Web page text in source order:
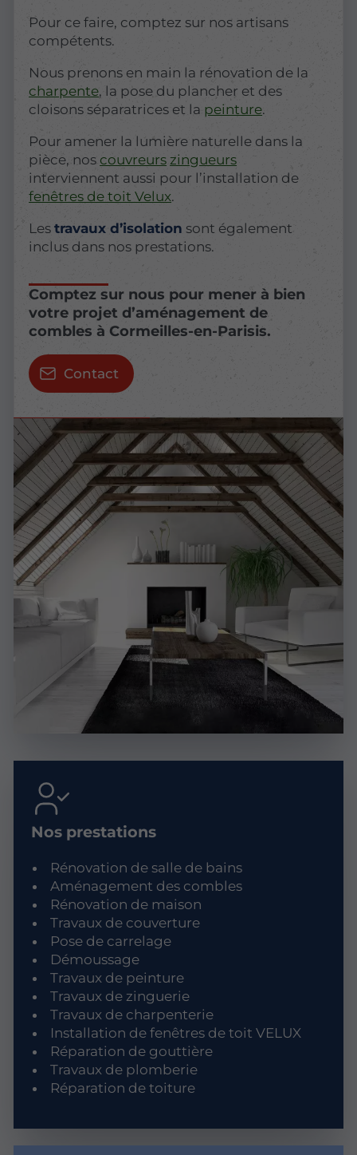
Pour ce faire, comptez sur nos artisans
compétents.
Nous prenons en main la rénovation de la
charpente, la pose du plancher et des
cloisons séparatrices et la peinture.
Pour amener la lumière naturelle dans la
pièce, nos couvreurs zingueurs
interviennent aussi pour l’installation de
fenêtres de toit Velux.
Lestravaux d’isolation sont également
inclus dans nos prestations.
Comptez sur nous pour mener à bien
votre projet d’aménagement de
combles à Cormeilles-en-Parisis.
Contact
Nos prestations
Rénovation de salle de bains
Aménagement des combles
Rénovation de maison
Travaux de couverture
Pose de carrelage
Démoussage
Travaux de peinture
Travaux de zinguerie
Travaux de charpenterie
Installation de fenêtres de toit VELUX
Réparation de gouttière
Travaux de plomberie
Réparation de toiture